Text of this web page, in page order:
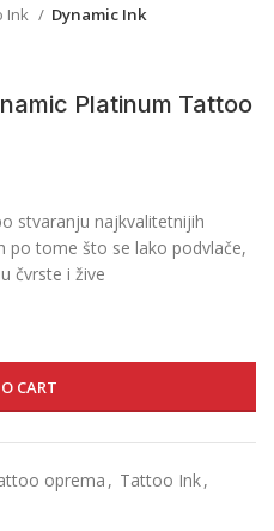
Ink Dynamic Ink
Platinum Tattoo
stvaranju najkvalitetnijih
po tome što se lako podvlače,
čvrste i žive
CART
oprema , Tattoo Ink,